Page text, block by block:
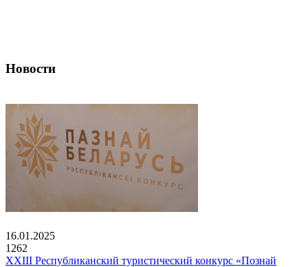
Новости
16.01.2025
1262
XXIII Республиканский туристический конкурс «Познай